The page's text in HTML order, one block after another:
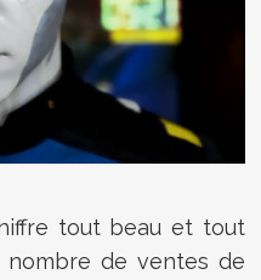
tout beau et tout
de ventes de